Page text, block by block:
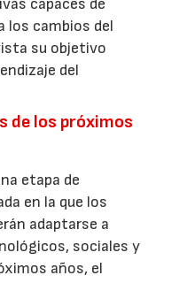
capaces de
los cambios del
su objetivo
del
de los próximos
etapa de
en la que los
adaptarse a
sociales y
años, el